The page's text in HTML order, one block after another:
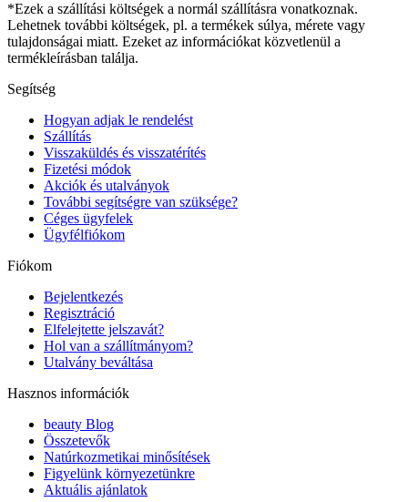
*Ezek a szállítási költségek a normál szállításra vonatkoznak.
Lehetnek további költségek, pl. a termékek súlya, mérete vagy
tulajdonságai miatt. Ezeket az információkat közvetlenül a
termékleírásban találja.
Segítség
Hogyan adjak le rendelést
Szállítás
Visszaküldés és visszatérítés
Fizetési módok
Akciók és utalványok
További segítségre van szüksége?
Céges ügyfelek
Ügyfélfiókom
Fiókom
Bejelentkezés
Regisztráció
Elfelejtette jelszavát?
Hol van a szállítmányom?
Utalvány beváltása
Hasznos információk
beauty Blog
Összetevők
Natúrkozmetikai minősítések
Figyelünk környezetünkre
Aktuális ajánlatok